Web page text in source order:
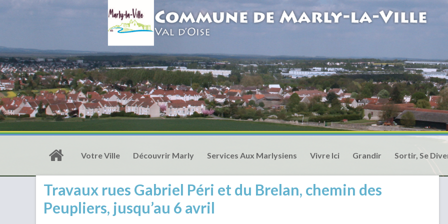
Votre Ville Découvrir Marly Services Aux Marlysiens Vivre Ici Grandir Sortir, Se
Travaux rues Gabriel Péri et du Brelan, chemin des
Peupliers, jusqu’au 6 avril